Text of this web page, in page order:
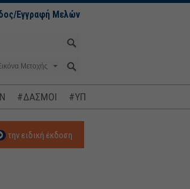
Εγγραφή Μελών
#ΔΑΣΜΟΙ #ΥΠΟΚΛΟΠΕΣ
την ειδική έκδοση